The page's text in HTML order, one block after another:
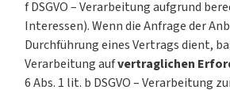
f DSGVO – Verarbeitung aufgrund
Interessen). Wenn die Anfrage der
Durchführung eines Vertrags dient,
Verarbeitung aufvertraglichen
6 Abs. 1 lit. b DSGVO – Verarbeitung